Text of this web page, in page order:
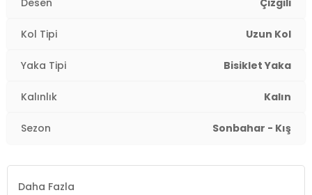
Kalıp Bilgisi:
Yaş Grubu:
Desen Çizgili
Kol Tipi Uzun Kol
Yaka Tipi Bisiklet Yaka
Kalınlık Kalın
Sezon Sonbahar - Kış
Daha Fazla